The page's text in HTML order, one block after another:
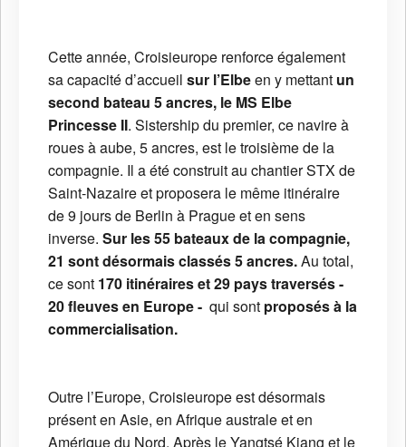
Cette année, Croisieurope renforce également
sa capacité d’accueil sur l’Elbeen y mettant un
second bateau 5 ancres, le MS Elbe
Princesse II. Sistership du premier, ce navire à
roues à aube, 5 ancres, est le troisième de la
compagnie. Il a été construit au chantier STX de
Saint-Nazaire et proposera le même itinéraire
de 9 jours de Berlin à Prague et en sens
inverse. Sur les 55 bateaux de la compagnie,
21 sont désormais classés 5 ancres.Au total,
ce sont 170 itinéraires et 29 pays traversés -
20 fleuves en Europe - qui sont proposés à la
commercialisation.
Outre l’Europe, Croisieurope est désormais
présent en Asie, en Afrique australe et en
Amérique du Nord. Après le Yangtsé Kiang et le